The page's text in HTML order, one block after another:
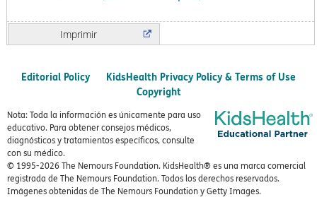
Imprimir
Editorial Policy
KidsHealth Privacy Policy & Terms of Use
Copyright
Nota: Toda la información es únicamente para uso
educativo. Para obtener consejos médicos,
diagnósticos y tratamientos específicos, consulte
con su médico.
© 1995-2026 The Nemours Foundation. KidsHealth® es una marca comercial
registrada de The Nemours Foundation. Todos los derechos reservados.
Imágenes obtenidas de The Nemours Foundation y Getty Images.